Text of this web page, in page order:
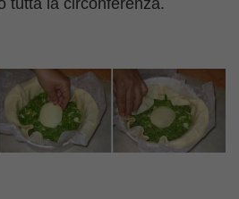
tutta la circonferenza.